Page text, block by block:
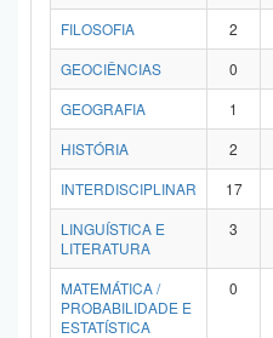
FILOSOFIA
2
GEOCIÊNCIAS
0
GEOGRAFIA
1
HISTÓRIA
2
INTERDISCIPLINAR
17
LINGUÍSTICA E
LITERATURA
3
MATEMÁTICA /
PROBABILIDADE E
ESTATÍSTICA
0